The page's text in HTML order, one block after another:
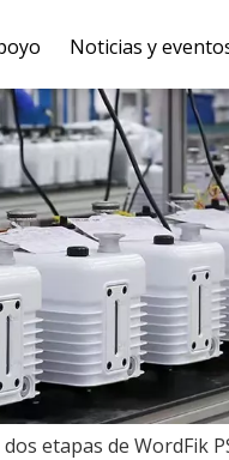
Noticias y
etapas de WordFik